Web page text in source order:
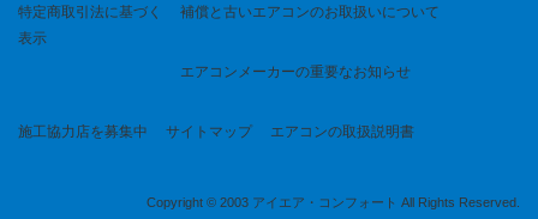
特定商取引法に基づく
表示
補償と古いエアコンのお取扱いについて
エアコンメーカーの重要なお知らせ
施工協力店を募集中 サイトマップ エアコンの取扱説明書
Copyright © 2003 アイエア・コンフォート All Rights Reserved.